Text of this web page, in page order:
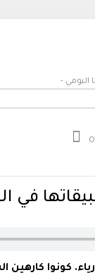
اليومي -
في
رياء. كونوا